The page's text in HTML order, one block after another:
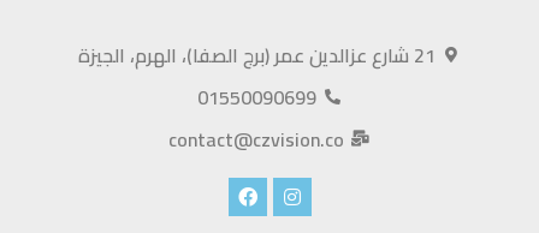
21 شارع عزالدين عمر (برج الصفا)، الهرم، الجيزة
01550090699
contact@czvision.co